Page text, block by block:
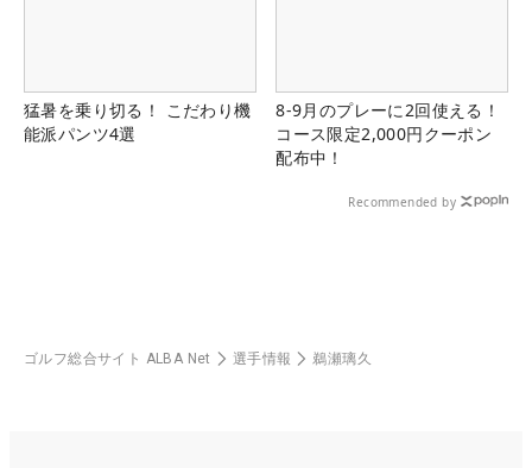
猛暑を乗り切る！ こだわり機
能派パンツ4選
8-9月のプレーに2回使える！
コース限定2,000円クーポン
配布中！
Recommended by
ゴルフ総合サイト ALBA Net 選手情報 鵜瀬璃久